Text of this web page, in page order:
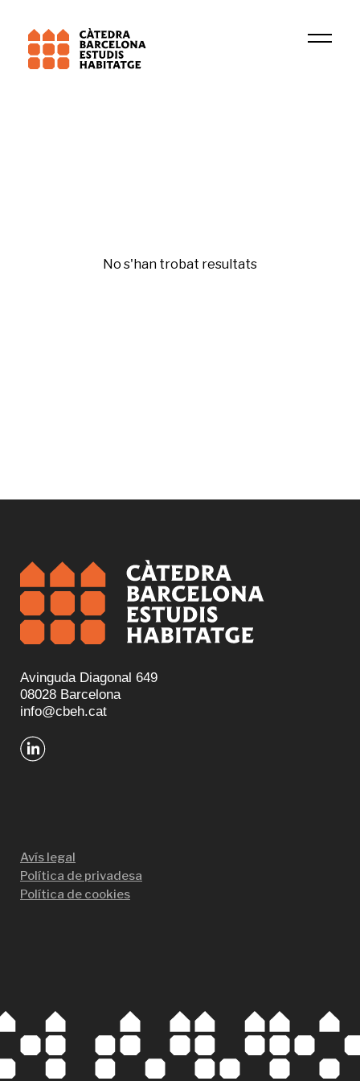
No s'han trobat resultats
Avinguda Diagonal 649
08028 Barcelona
info@cbeh.cat
Avís legal
Política de privadesa
Política de cookies